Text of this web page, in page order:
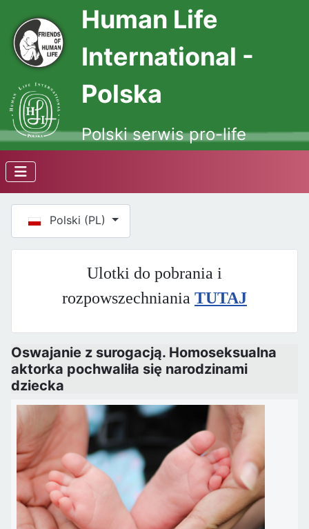
Human Life
International -
Polska
Polski serwis pro-life
Wybierz swój język
Polski (PL)
Ulotki do pobrania i
rozpowszechniania TUTAJ
Oswajanie z surogacją. Homoseksualna
aktorka pochwaliła się narodzinami
dziecka